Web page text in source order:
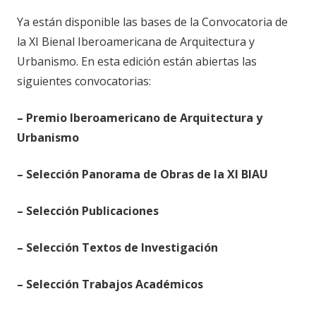
Ya están disponible las bases de la Convocatoria de
la XI Bienal Iberoamericana de Arquitectura y
Urbanismo. En esta edición están abiertas las
siguientes convocatorias:
– Premio Iberoamericano de Arquitectura y
Urbanismo
– Selección Panorama de Obras de la XI BIAU
– Selección Publicaciones
– Selección Textos de Investigación
– Selección Trabajos Académicos